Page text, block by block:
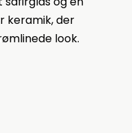
keramik, der
look.